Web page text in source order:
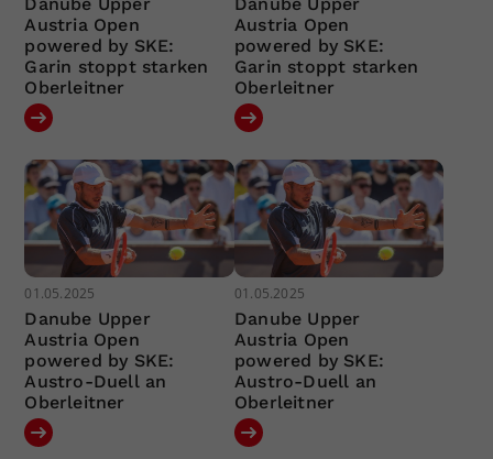
Austria Open
powered by SKE:
Garin stoppt starken
Oberleitner
Austria Open
powered by SKE:
Garin stoppt starken
Oberleitner
01.05.2025
Danube Upper
Austria Open
powered by SKE:
Austro-Duell an
Oberleitner
01.05.2025
Danube Upper
Austria Open
powered by SKE:
Austro-Duell an
Oberleitner